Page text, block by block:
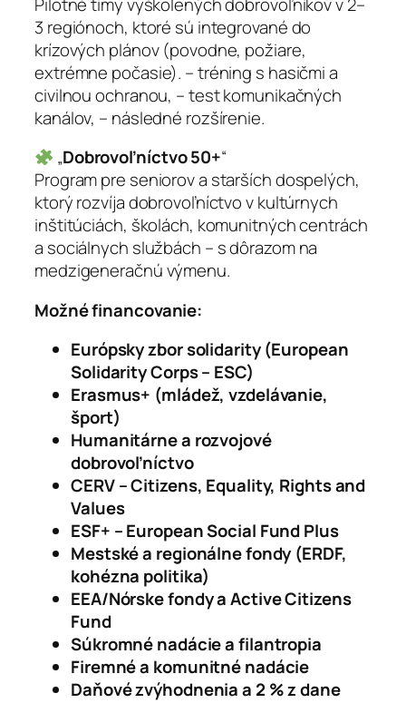
3 regiónoch, ktoré sú integrované do
krízových plánov (povodne, požiare,
extrémne počasie). – tréning s hasičmi a
civilnou ochranou, – test komunikačných
kanálov, – následné rozšírenie.
„Dobrovoľníctvo 50+“
Program pre seniorov a starších dospelých,
ktorý rozvíja dobrovoľníctvo v kultúrnych
inštitúciách, školách, komunitných centrách
a sociálnych službách – s dôrazom na
medzigeneračnú výmenu.
Možné financovanie:
Európsky zbor solidarity (European
Solidarity Corps – ESC)
Erasmus+ (mládež, vzdelávanie,
šport)
Humanitárne a rozvojové
dobrovoľníctvo
CERV – Citizens, Equality, Rights and
Values
ESF+ – European Social Fund Plus
Mestské a regionálne fondy (ERDF,
kohézna politika)
EEA/Nórske fondy a Active Citizens
Fund
Súkromné nadácie a filantropia
Firemné a komunitné nadácie
Daňové zvýhodnenia a 2 % z dane